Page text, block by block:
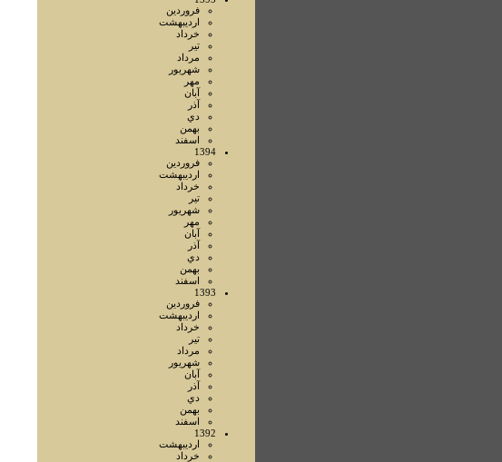
فروردين
ارديبهشت
خرداد
تير
مرداد
شهريور
مهر
آبان
آذر
دي
بهمن
اسفند
1394
فروردين
ارديبهشت
خرداد
تير
شهريور
مهر
آبان
آذر
دي
بهمن
اسفند
1393
فروردين
ارديبهشت
خرداد
تير
مرداد
شهريور
آبان
آذر
دي
بهمن
اسفند
1392
ارديبهشت
خرداد